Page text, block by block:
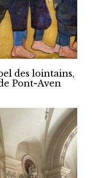
des lointains,
Pont-Aven